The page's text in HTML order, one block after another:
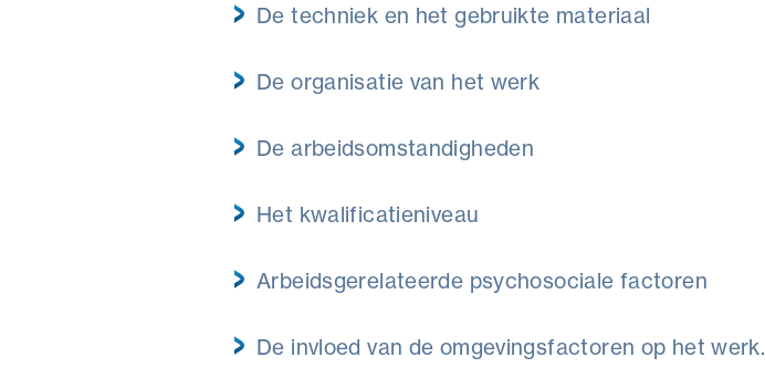
De techniek en het gebruikte materiaal
De organisatie van het werk
De arbeidsomstandigheden
Het kwalificatieniveau
Arbeidsgerelateerde psychosociale factoren
De invloed van de omgevingsfactoren op het werk.